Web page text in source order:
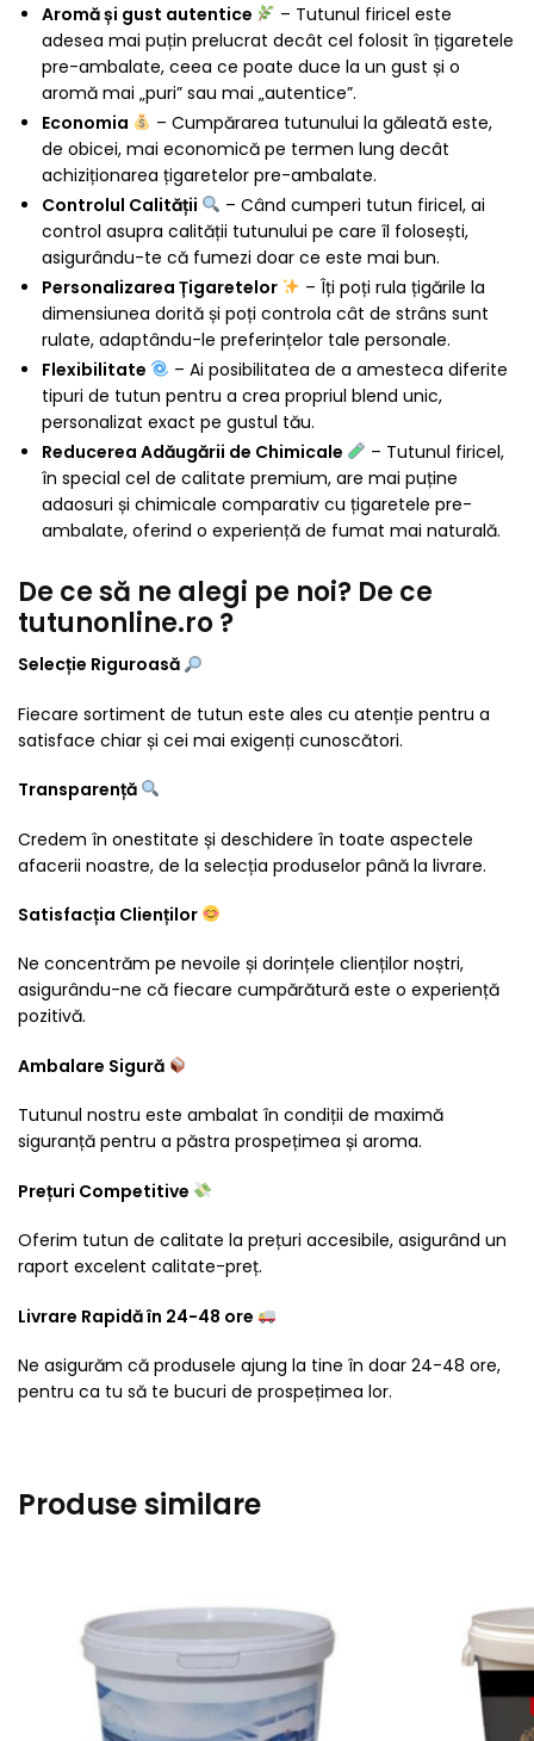
Aromă și gust autentice
– Tutunul firicel este
adesea mai puțin prelucrat decât cel folosit în țigaretele
pre-ambalate, ceea ce poate duce la un gust și o
aromă mai „puri” sau mai „autentice”.
Economia
– Cumpărarea tutunului la găleată este,
de obicei, mai economică pe termen lung decât
achiziționarea țigaretelor pre-ambalate.
Controlul Calității
– Când cumperi tutun firicel, ai
control asupra calității tutunului pe care îl folosești,
asigurându-te că fumezi doar ce este mai bun.
Personalizarea Țigaretelor
– Îți poți rula țigările la
dimensiunea dorită și poți controla cât de strâns sunt
rulate, adaptându-le preferințelor tale personale.
Flexibilitate
– Ai posibilitatea de a amesteca diferite
tipuri de tutun pentru a crea propriul blend unic,
personalizat exact pe gustul tău.
Reducerea Adăugării de Chimicale
– Tutunul firicel,
în special cel de calitate premium, are mai puține
adaosuri și chimicale comparativ cu țigaretele pre-
ambalate, oferind o experiență de fumat mai naturală.
De ce să ne alegi pe noi? De ce
tutunonline.ro ?
Selecție Riguroasă
Fiecare sortiment de tutun este ales cu atenție pentru a
satisface chiar și cei mai exigenți cunoscători.
Transparență
Credem în onestitate și deschidere în toate aspectele
afacerii noastre, de la selecția produselor până la livrare.
Satisfacția Clienților
Ne concentrăm pe nevoile și dorințele clienților noștri,
asigurându-ne că fiecare cumpărătură este o experiență
pozitivă.
Ambalare Sigură
Tutunul nostru este ambalat în condiții de maximă
siguranță pentru a păstra prospețimea și aroma.
Prețuri Competitive
Oferim tutun de calitate la prețuri accesibile, asigurând un
raport excelent calitate-preț.
Livrare Rapidă în 24-48 ore
Ne asigurăm că produsele ajung la tine în doar 24-48 ore,
pentru ca tu să te bucuri de prospețimea lor.
Produse similare